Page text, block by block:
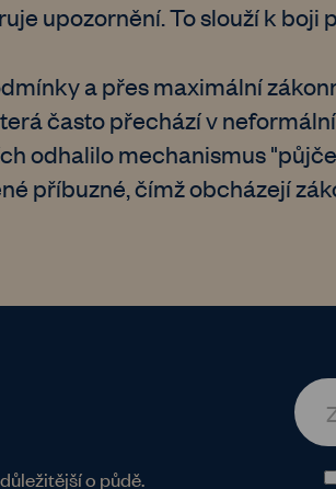
upozornění. To slouží k
a přes maximální
často přechází v
odhalilo mechanismus
příbuzné, čímž obcházejí
o půdě.